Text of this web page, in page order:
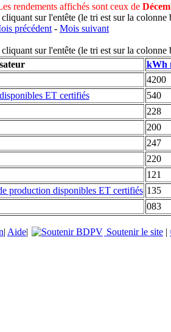
rendements affichés sont ceux de
sur l'entête (le tri est sur la colonne
précédent - Mois suivant
sur l'entête (le tri est sur la colonne
kWh
4200
540
228
200
247
220
121
135
083
| Aide| Soutenir le site |